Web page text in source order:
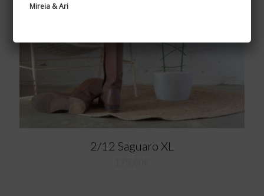
2/12 Saguaro XL
Mireia & Ari